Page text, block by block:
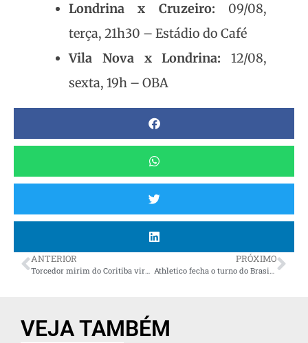
Londrina x Cruzeiro: 09/08,
terça, 21h30 – Estádio do Café
Vila Nova x Londrina: 12/08,
sexta, 19h – OBA
ANTERIOR
Torcedor mirim do Coritiba vira voz e símbolo nas arquibancadas do Couto Pereira: “É a minha vida”
PRÓXIMO
Athletico fecha o turno do Brasileiro consolidado no G-6 em meio à agenda cheia; análise
VEJA TAMBÉM